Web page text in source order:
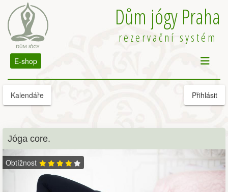
Dům jógy Praha
rezervační systém
E-shop
Kalendáře Přihlásit
Jóga core.
Obtížnost